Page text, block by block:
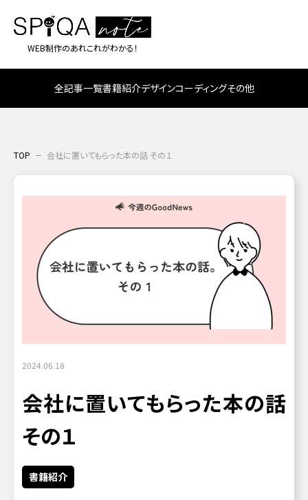
WEB制作のあれこれがわかる！
全記事一覧書籍紹介デザインコーディングその他
TOP 会社に置いてもらった本の話 その１
2024.06.18
会社に置いてもらった本の話
その１
書籍紹介